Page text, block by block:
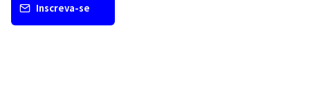
Inscreva-se